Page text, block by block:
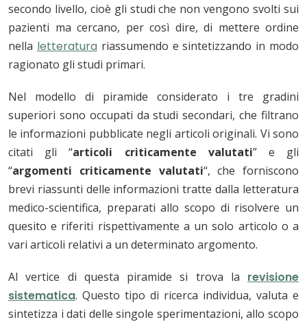
secondo livello, cioè gli studi che non vengono svolti sui
pazienti ma cercano, per così dire, di mettere ordine
nella letteraturariassumendo e sintetizzando in modo
ragionato gli studi primari.
Nel modello di piramide considerato i tre gradini
superiori sono occupati da studi secondari, che filtrano
le informazioni pubblicate negli articoli originali. Vi sono
citati gli “articoli criticamente valutati” e gli
“argomenti criticamente valutati“, che forniscono
brevi riassunti delle informazioni tratte dalla letteratura
medico-scientifica, preparati allo scopo di risolvere un
quesito e riferiti rispettivamente a un solo articolo o a
vari articoli relativi a un determinato argomento.
Al vertice di questa piramide si trova la revisione
sistematica. Questo tipo di ricerca individua, valuta e
sintetizza i dati delle singole sperimentazioni, allo scopo